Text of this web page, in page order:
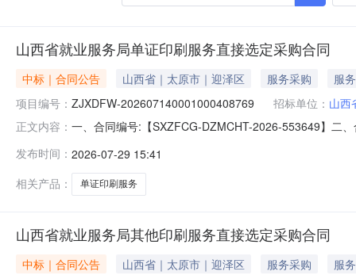
山西省就业服务局单证印刷服务直接选定采购合同
中标｜合同公告 山西省｜太原市｜迎泽区 服务采购
服务
项目编号： ZJXDFW-202607140001000408769 招标单位： 山西
正文内容： 一、合同编号:【SXZFCG-DZMCHT-2026-553649】二
（乙方）：【山西雅美德印刷科技股份有限公司】地址
发布时间： 2026-07-29 15:41
相关产品：
单证印刷服务
山西省就业服务局其他印刷服务直接选定采购合同
中标｜合同公告 山西省｜太原市｜迎泽区 服务采购
服务